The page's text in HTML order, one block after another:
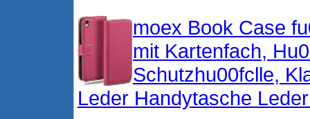
moex Book Case
mit Kartenfach,
Schutzhu00fclle,
Leder Handytasche